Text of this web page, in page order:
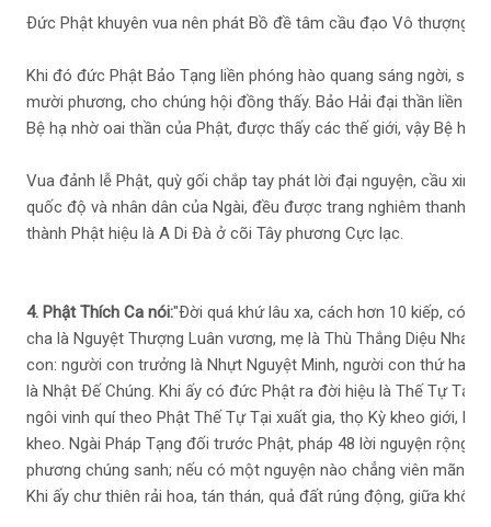
Ðức Phật khuyên vua nên phát Bồ đề tâm cầu đạo Vô thượng
Khi đó đức Phật Bảo Tạng liền phóng hào quang sáng ngời, soi
mười phương, cho chúng hội đồng thấy. Bảo Hải đại thần liền
Bệ hạ nhờ oai thần của Phật, được thấy các thế giới, vậy Bệ hạ
Vua đảnh lễ Phật, quỳ gối chắp tay phát lời đại nguyện, cầu xin
quốc độ và nhân dân của Ngài, đều được trang nghiêm thanh
thành Phật hiệu là A Di Ðà ở cõi Tây phương Cực lạc.
4. Phật Thích Ca nói:"Ðời quá khứ lâu xa, cách hơn 10 kiếp, có
cha là Nguyệt Thượng Luân vương, mẹ là Thù Thắng Diệu
con: người con trưởng là Nhựt Nguyệt Minh, người con thứ hai
là Nhật Ðế Chúng. Khi ấy có đức Phật ra đời hiệu là Thế Tự Tại
ngôi vinh quí theo Phật Thế Tự Tại xuất gia, thọ Kỳ kheo giới,
kheo. Ngài Pháp Tạng đối trước Phật, pháp 48 lời nguyện rộng
phương chúng sanh; nếu có một nguyện nào chẳng viên mãn,
Khi ấy chư thiên rải hoa, tán thán, quả đất rúng động, giữa